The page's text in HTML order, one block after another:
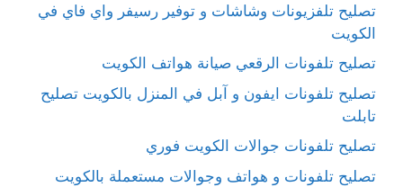
تصليح تلفزيونات وشاشات و توفير رسيفر واي فاي في
الكويت
تصليح تلفونات الرقعي صيانة هواتف الكويت
تصليح تلفونات ايفون و آبل في المنزل بالكويت تصليح
تابلت
تصليح تلفونات جوالات الكويت فوري
تصليح تلفونات و هواتف وجوالات مستعملة بالكويت